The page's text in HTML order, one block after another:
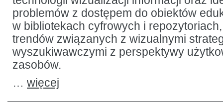
problemów z dostępem do obiektów
w bibliotekach cyfrowych i
trendów związanych z wizualnymi
wyszukiwawczymi z perspektywy
zasobów.
… więcej